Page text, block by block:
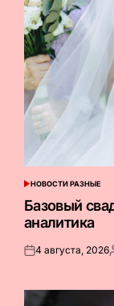
ОПУБЛИКОВАНО
В
НОВОСТИ РАЗНЫЕ
Базовый
аналитика
Опубликовано
4 августа, 2026